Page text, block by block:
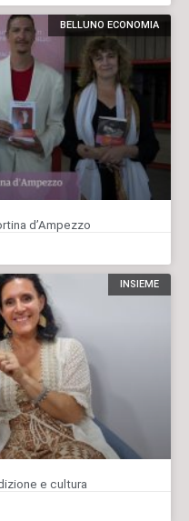
BELLUNO ECONOMIA
d’Ampezzo
INSIEME
e cultura